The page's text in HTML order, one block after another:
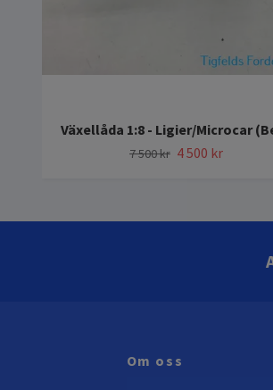
Växellåda 1:8 - Ligier/Microcar
7 500 kr 4 500 kr
Om oss